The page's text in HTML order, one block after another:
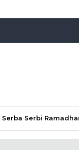
Serba Serbi